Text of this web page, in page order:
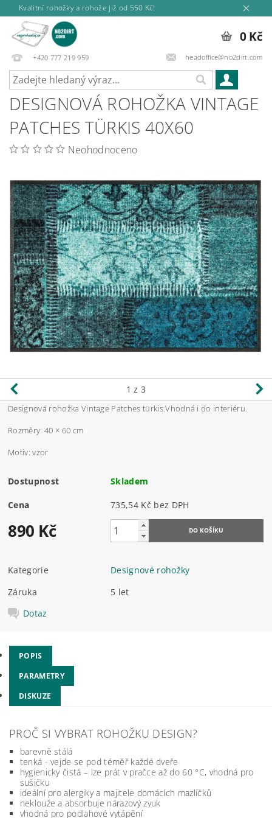
Kvalitní rohožky a rohože již od 550 Kč!
+420 777 219 959 headoffice@no2dirt.com
0 Kč
DESIGNOVÁ ROHOŽKA VINTAGE
PATCHES TÜRKIS 40X60
Neohodnoceno
1 z 3
Designová rohožka Vintage Patches türkis.Vhodná i do interiéru.
Rozměry: 40 × 60 cm
Motiv: vzor
Dostupnost Skladem
Cena 735,54 Kč bez DPH
890 Kč
Kategorie
Designové rohožky
Záruka
5 let
Dotaz
POPIS
PARAMETRY
DISKUZE
PROČ SI VYBRAT ROHOŽKU DESIGN?
barevně stálá
tenká - vejde se pod téměř každé dveře
hygienicky čistá – lze prát v pračce až do 60 °C, vhodná pro
sušičku
ideální pro alergiky a majitele domácích mazlíčků
neklouže a absorbuje nárazový zvuk
vhodná pro podlahové vytápění